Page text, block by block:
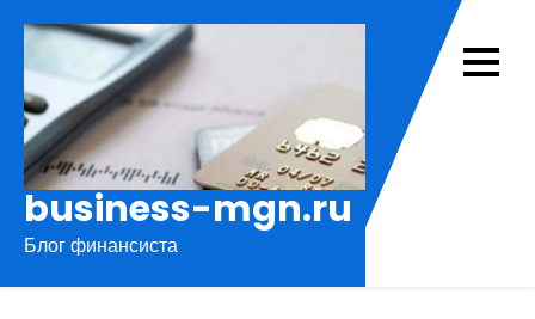
содержимому
business-mgn.ru
Блог финансиста